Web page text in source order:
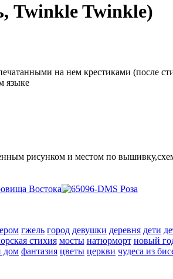
Twinkle Twinkle)
на нем крестиками (после
языке
рисунком и местом по
гжель город девушки деревня дети
стихия мосты натюрморт новый
дом фантазия цветы церкви чудеса из